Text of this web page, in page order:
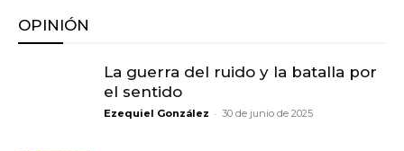
OPINIÓN
La guerra del ruido y la batalla por
el sentido
Ezequiel González - 30 de junio de 2025